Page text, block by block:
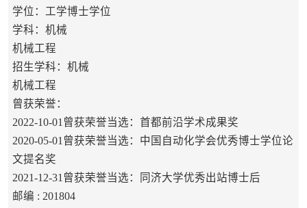
学位：工学博士学位
学科：机械
机械工程
招生学科：机械
机械工程
曾获荣誉：
2022-10-01曾获荣誉当选：首都前沿学术成果奖
2020-05-01曾获荣誉当选：中国自动化学会优秀博士学位论
文提名奖
2021-12-31曾获荣誉当选：同济大学优秀出站博士后
邮编 : 201804